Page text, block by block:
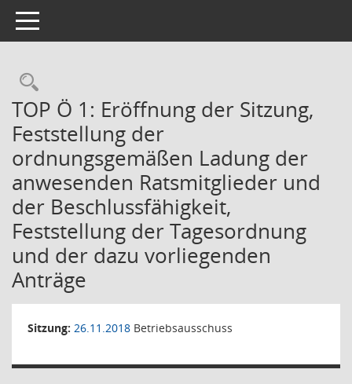
Toggle navigation
Rechercheauswahl
TOP Ö 1: Eröffnung der Sitzung,
Feststellung der
ordnungsgemäßen Ladung der
anwesenden Ratsmitglieder und
der Beschlussfähigkeit,
Feststellung der Tagesordnung
und der dazu vorliegenden
Anträge
Sitzung: 26.11.2018 Betriebsausschuss